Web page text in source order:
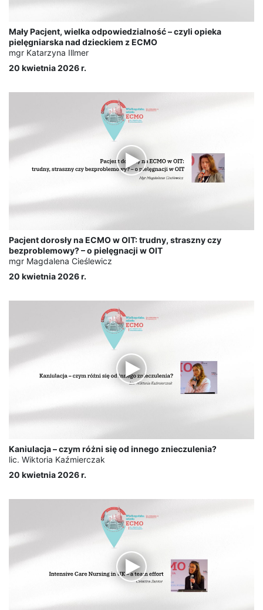
Mały Pacjent, wielka odpowiedzialność – czyli opieka
pielęgniarska nad dzieckiem z ECMO
mgr Katarzyna Illmer
20 kwietnia 2026 r.
Pacjent dorosły na ECMO w OIT: trudny, straszny czy
bezproblemowy? – o pielęgnacji w OIT
mgr Magdalena Cieślewicz
20 kwietnia 2026 r.
Kaniulacja – czym różni się od innego znieczulenia?
lic. Wiktoria Kaźmierczak
20 kwietnia 2026 r.